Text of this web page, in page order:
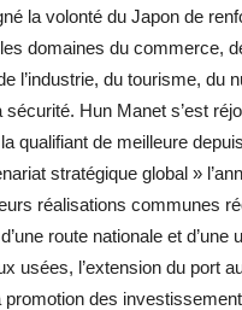
la volonté du Japon de
domaines du commerce,
l’industrie, du tourisme, du
sécurité. Hun Manet s’est
qualifiant de meilleure
stratégique global »
réalisations communes
route nationale et d’une
usées, l’extension du port
promotion des